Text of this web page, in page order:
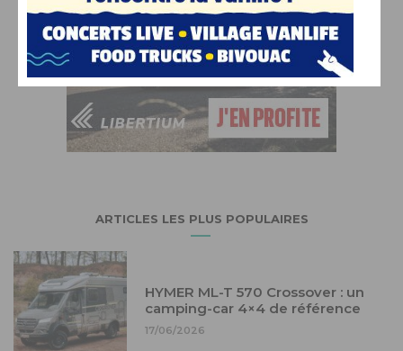
ARTICLES LES PLUS POPULAIRES
HYMER ML-T 570 Crossover : un
camping-car 4×4 de référence
17/06/2026